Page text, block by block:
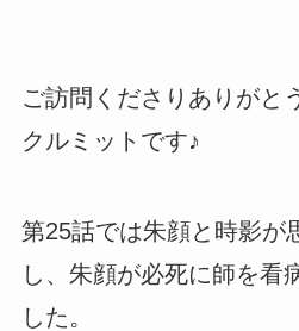
ご訪問くださりありがと
クルミットです♪
第25話では朱顔と時影が
し、朱顔が必死に師を看
した。